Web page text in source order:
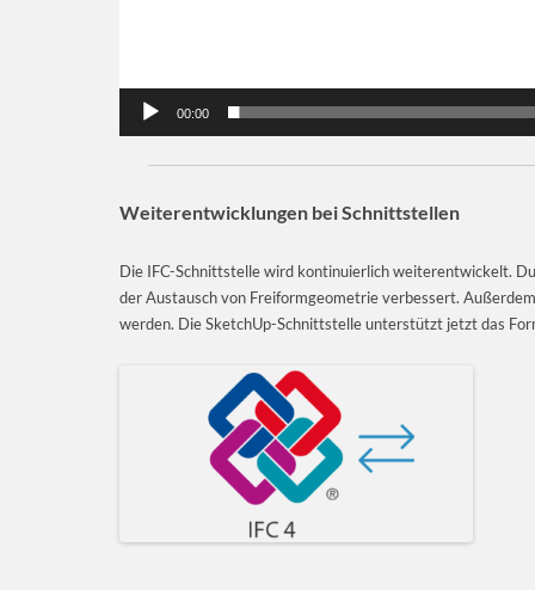
00:00
Weiterentwicklungen bei Schnittstellen
Die IFC-Schnittstelle wird kontinuierlich weiterentwickelt.
der Austausch von Freiformgeometrie verbessert.
werden. Die SketchUp-Schnittstelle unterstützt jetzt das